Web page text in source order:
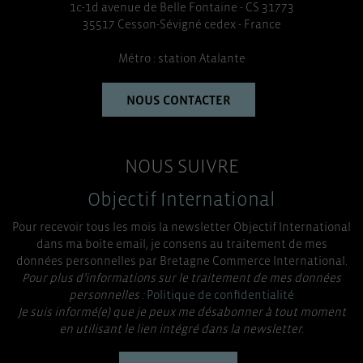
1c-1d avenue de Belle Fontaine - CS 31773
35517 Cesson-Sévigné cedex - France
Métro : station Atalante
NOUS CONTACTER
NOUS SUIVRE
Objectif International
Pour recevoir tous les mois la newsletter Objectif International
dans ma boite email, je consens au traitement de mes
données personnelles par Bretagne Commerce International.
Pour plus d’informations sur le traitement de mes données
personnelles :Politique de confidentialité
Je suis informé(e) que je peux me désabonner à tout moment
en utilisant le lien intégré dans la newsletter.